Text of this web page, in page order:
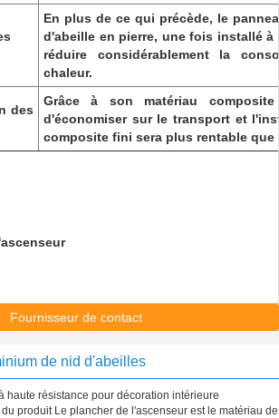
En plus de ce qui précède, le
d'abeille en pierre, une fois installé
réduire considérablement la
chaleur.
des
Grâce à son matériau
d'économiser sur le transport et
composite fini sera plus rentable
Fournisseur de contact
de nid d'abeilles
haute résistance pour décoration intérieure
produit Le plancher de l'ascenseur est le matériau de